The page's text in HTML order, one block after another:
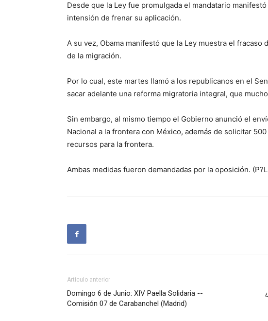
Desde que la Ley fue promulgada el mandatario
intensión de frenar su aplicación.
A su vez, Obama manifestó que la Ley muestra el
de la migración.
Por lo cual, este martes llamó a los republicanos en el
sacar adelante una reforma migratoria integral, que
Sin embargo, al mismo tiempo el Gobierno anunció el
Nacional a la frontera con México, además de solicitar
recursos para la frontera.
Ambas medidas fueron demandadas por la oposición.
Artículo anterior
Domingo 6 de Junio: XIV Paella Solidaria --
Comisión 07 de Carabanchel (Madrid)